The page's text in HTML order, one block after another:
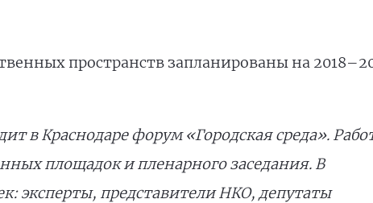
пространств запланированы на
в Краснодаре форум «Городская среда».
площадок и пленарного заседания. В
эксперты, представители НКО, депутаты